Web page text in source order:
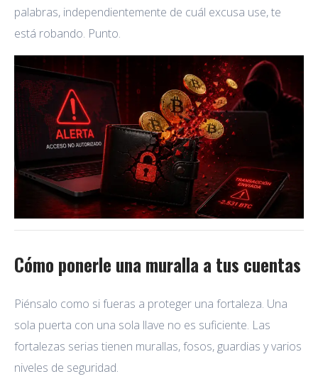
palabras, independientemente de cuál excusa use, te
está robando. Punto.
Cómo ponerle una muralla a tus cuentas
Piénsalo como si fueras a proteger una fortaleza. Una
sola puerta con una sola llave no es suficiente. Las
fortalezas serias tienen murallas, fosos, guardias y varios
niveles de seguridad.